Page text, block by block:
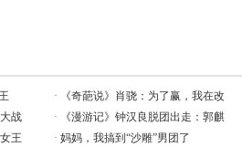
·
《奇葩说》肖骁：为了赢，我在改
战 ·
《漫游记》钟汉良脱团出走：郭麒
王 · 妈妈，我搞到“沙雕”男团了